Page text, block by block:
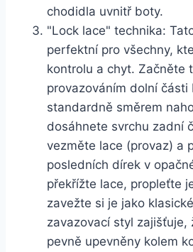
‍chodidla ​uvnitř boty.
"Lock lace" technika:
perfektní pro všechny,
kontrolu a​ chyt. Začněte
⁣provazováním dolní
⁤standardně směrem
dosáhnete svrchu zadní
vezměte‍ lace (provaz) a
posledních dírek ‌v
překřížte ​lace, propleťte
⁢zavežte si je jako
zavazovací styl zajišťuje,
pevně upevněny kolem